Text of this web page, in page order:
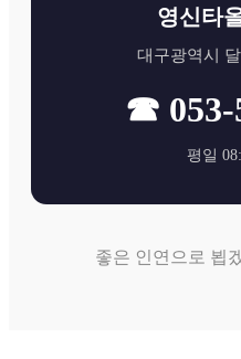
영신타
대구광역시
☎ 053-
평일
좋은 인연으로 뵙